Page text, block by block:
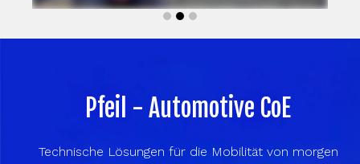
Pfeil - Automotive CoE
Technische Lösungen für die Mobilität von morgen